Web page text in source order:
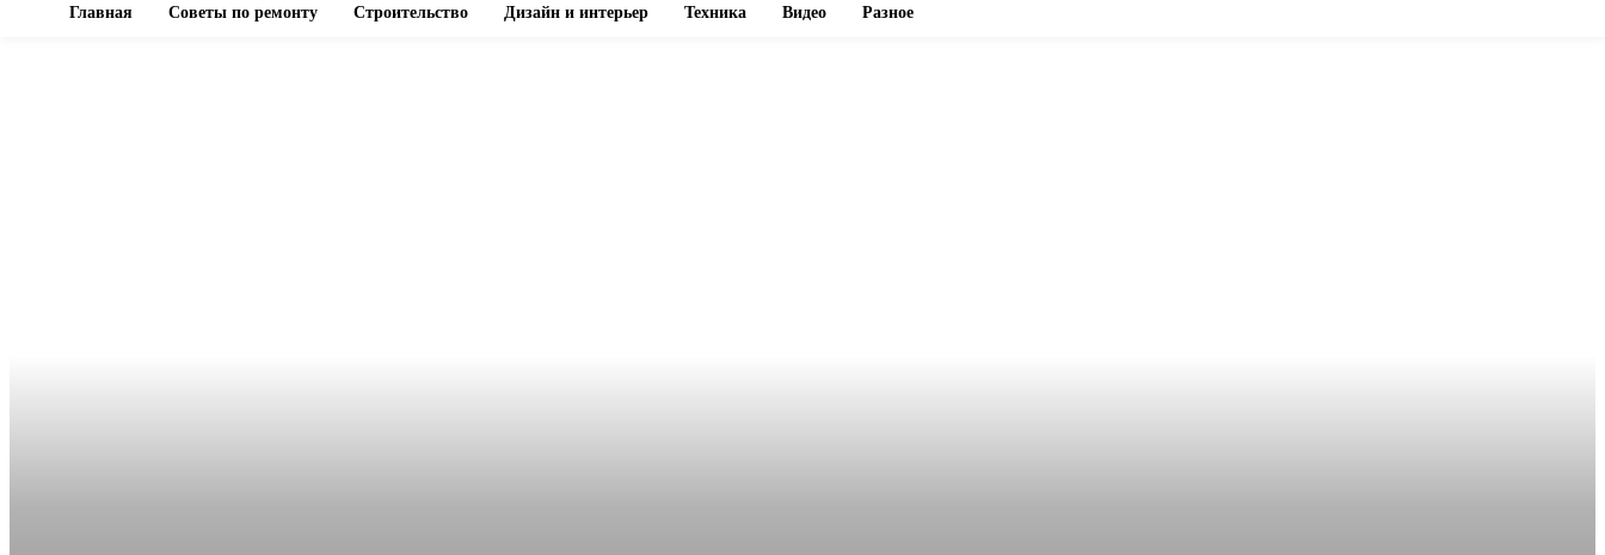
Главная Советы по ремонту Строительство Дизайн и интерьер Техника Видео Разное